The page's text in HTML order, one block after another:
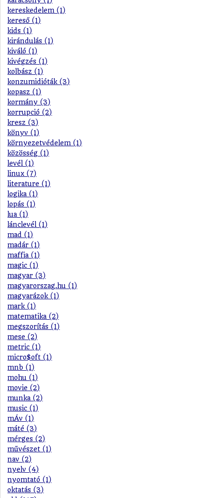
kereskedelem (1)
kereső (1)
kids (1)
kirándulás (1)
kiváló (1)
kivégzés (1)
kolbász (1)
konzumidióták (3)
kopasz (1)
kormány (3)
korrupció (2)
kresz (3)
könyv (1)
környezetvédelem (1)
közösség (1)
levél (1)
linux (7)
literature (1)
logika (1)
lopás (1)
lua (1)
lánclevél (1)
mad (1)
madár (1)
maffia (1)
magic (1)
magyar (3)
magyarorszag.hu (1)
magyarázok (1)
mark (1)
matematika (2)
megszorítás (1)
mese (2)
metric (1)
micro$oft (1)
mnb (1)
mohu (1)
movie (2)
munka (2)
music (1)
mÁv (1)
máté (3)
mérges (2)
művészet (1)
nav (2)
nyelv (4)
nyomtató (1)
oktatás (3)